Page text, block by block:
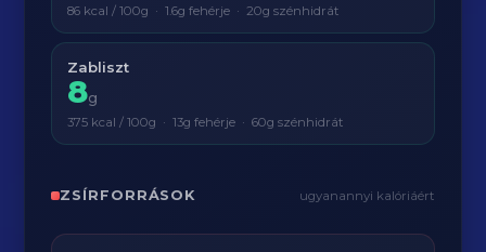
86 kcal / 100g · 1.6g fehérje · 20g szénhidrát
Zabliszt
8g
375 kcal / 100g · 13g fehérje · 60g szénhidrát
ZSÍRFORRÁSOK ugyanannyi kalóriáért